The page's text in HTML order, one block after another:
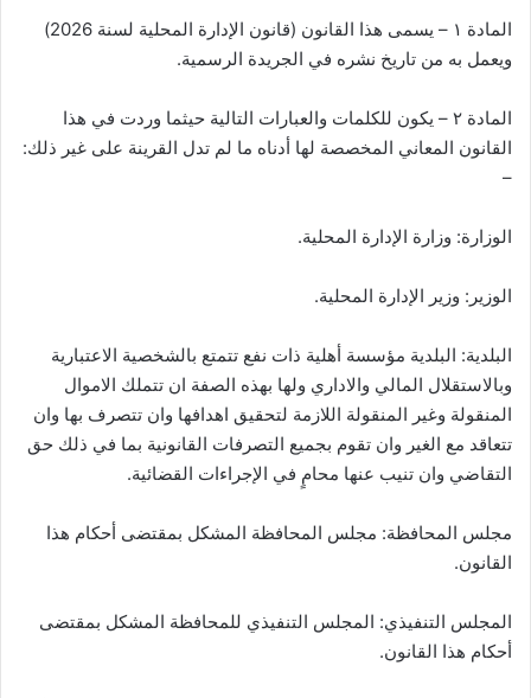
المادة ١ – يسمى هذا القانون (قانون الإدارة المحلية لسنة 2026)
ويعمل به من تاريخ نشره في الجريدة الرسمية.
المادة ٢ – يكون للكلمات والعبارات التالية حيثما وردت في هذا
القانون المعاني المخصصة لها أدناه ما لم تدل القرينة على غير ذلك:
–
الوزارة: وزارة الإدارة المحلية.
الوزير: وزير الإدارة المحلية.
البلدية: البلدية مؤسسة أهلية ذات نفع تتمتع بالشخصية الاعتبارية
وبالاستقلال المالي والاداري ولها بهذه الصفة ان تتملك الاموال
المنقولة وغير المنقولة اللازمة لتحقيق اهدافها وان تتصرف بها وان
تتعاقد مع الغير وان تقوم بجميع التصرفات القانونية بما في ذلك حق
التقاضي وان تنيب عنها محامٍ في الإجراءات القضائية.
مجلس المحافظة: مجلس المحافظة المشكل بمقتضى أحكام هذا
القانون.
المجلس التنفيذي: المجلس التنفيذي للمحافظة المشكل بمقتضى
أحكام هذا القانون.